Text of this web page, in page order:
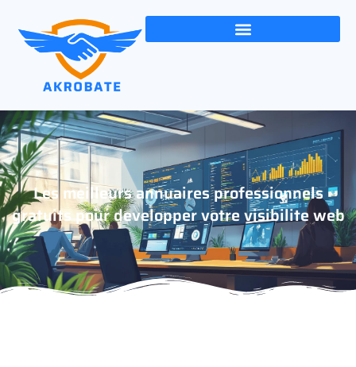
Les meilleurs annuaires professionnels
gratuits pour developper votre visibilite web